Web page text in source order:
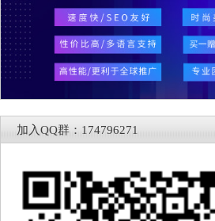
加入QQ群：174796271